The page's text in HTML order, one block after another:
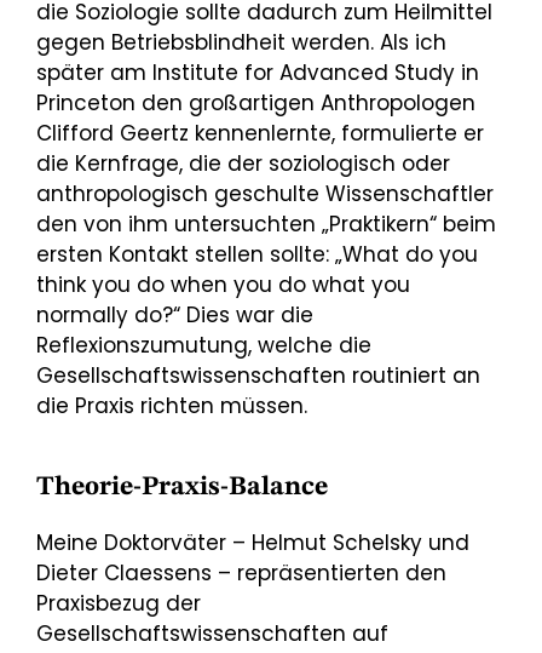
die Soziologie sollte dadurch zum Heilmittel
gegen Betriebsblindheit werden. Als ich
später am Institute for Advanced Study in
Princeton den großartigen Anthropologen
Clifford Geertz kennenlernte, formulierte er
die Kernfrage, die der soziologisch oder
anthropologisch geschulte Wissenschaftler
den von ihm untersuchten „Praktikern“ beim
ersten Kontakt stellen sollte: „What do you
think you do when you do what you
normally do?“ Dies war die
Reflexionszumutung, welche die
Gesellschaftswissenschaften routiniert an
die Praxis richten müssen.
Theorie-Praxis-Balance
Meine Doktorväter – Helmut Schelsky und
Dieter Claessens – repräsentierten den
Praxisbezug der
Gesellschaftswissenschaften auf